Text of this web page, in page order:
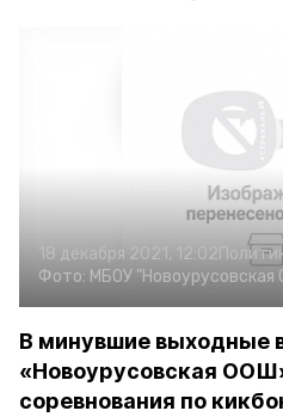
18 декабря 2021, 12:02
Фото: МБОУ
В минувшие выходные
«Новоурусовская
соревнования по